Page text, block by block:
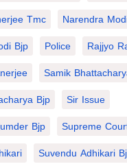
Tmc
Narendra
Bjp
Police
Rajjyo
Samik
Bjp
Sir Issue
Bjp
Supreme
Suvendu Adhikari